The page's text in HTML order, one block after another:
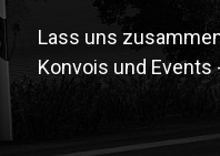
Lass uns
Konvois und